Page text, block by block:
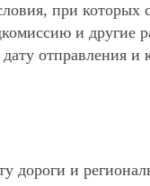
при которых
и другие
отправления и
дороги и